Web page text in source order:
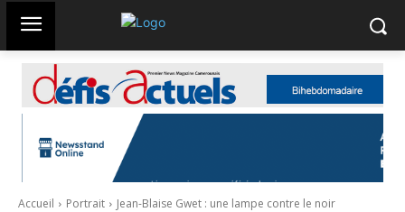
Accueil Portrait Jean-Blaise Gwet : une lampe contre le noir